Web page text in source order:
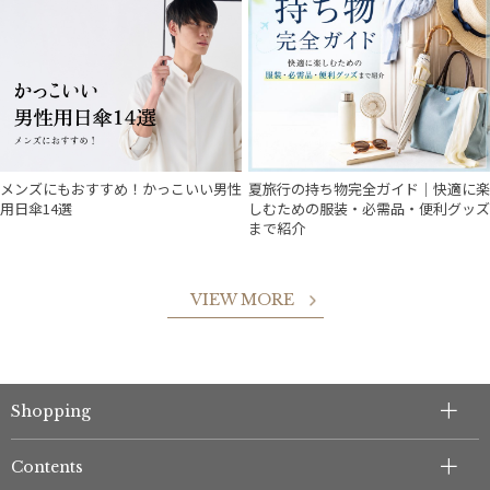
メンズにもおすすめ！かっこいい男性
用日傘14選
夏旅行の持ち物完全ガイド｜快適に楽
しむための服装・必需品・便利グッズ
まで紹介
VIEW MORE
Shopping
Contents